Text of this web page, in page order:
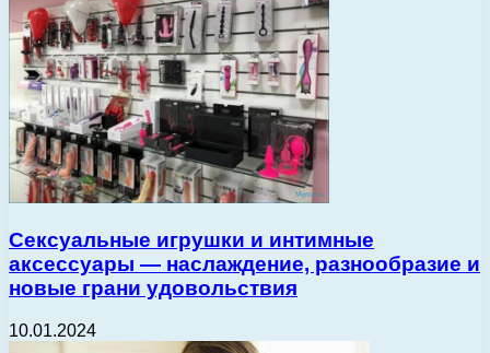
Сексуальные игрушки и интимные
аксессуары — наслаждение, разнообразие и
новые грани удовольствия
10.01.2024